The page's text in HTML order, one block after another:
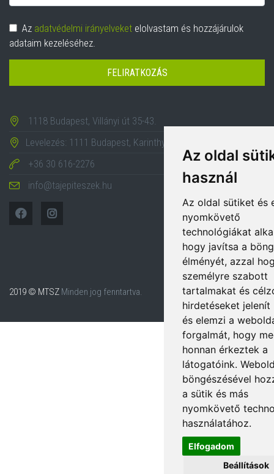
Az oldal
használ
Az oldal sütiket és
nyomkövető
technológiákat
hogy javítsa a
élményét, azzal
személyre szabott
tartalmakat és
hirdetéseket jelenít
és elemzi a
forgalmát, hogy
honnan érkeztek a
látogatóink.
böngészésével
a sütik és más
nyomkövető
használatához.
Elfogadom
Beállítások
cím
Adatvédelem
Az adatvédelmi irányelveket elolvastam és hozzájárulok
adataim kezeléséhez.
FELIRATKOZÁS
1118 Budapest, Villányi út 35-43.
Levelezés: 1111 Budapest, Karinthy Frigyes út 24.
+36 30 616-2276
info@tajepiteszek.hu
2019 © MTSZ Minden jog fenntartva.